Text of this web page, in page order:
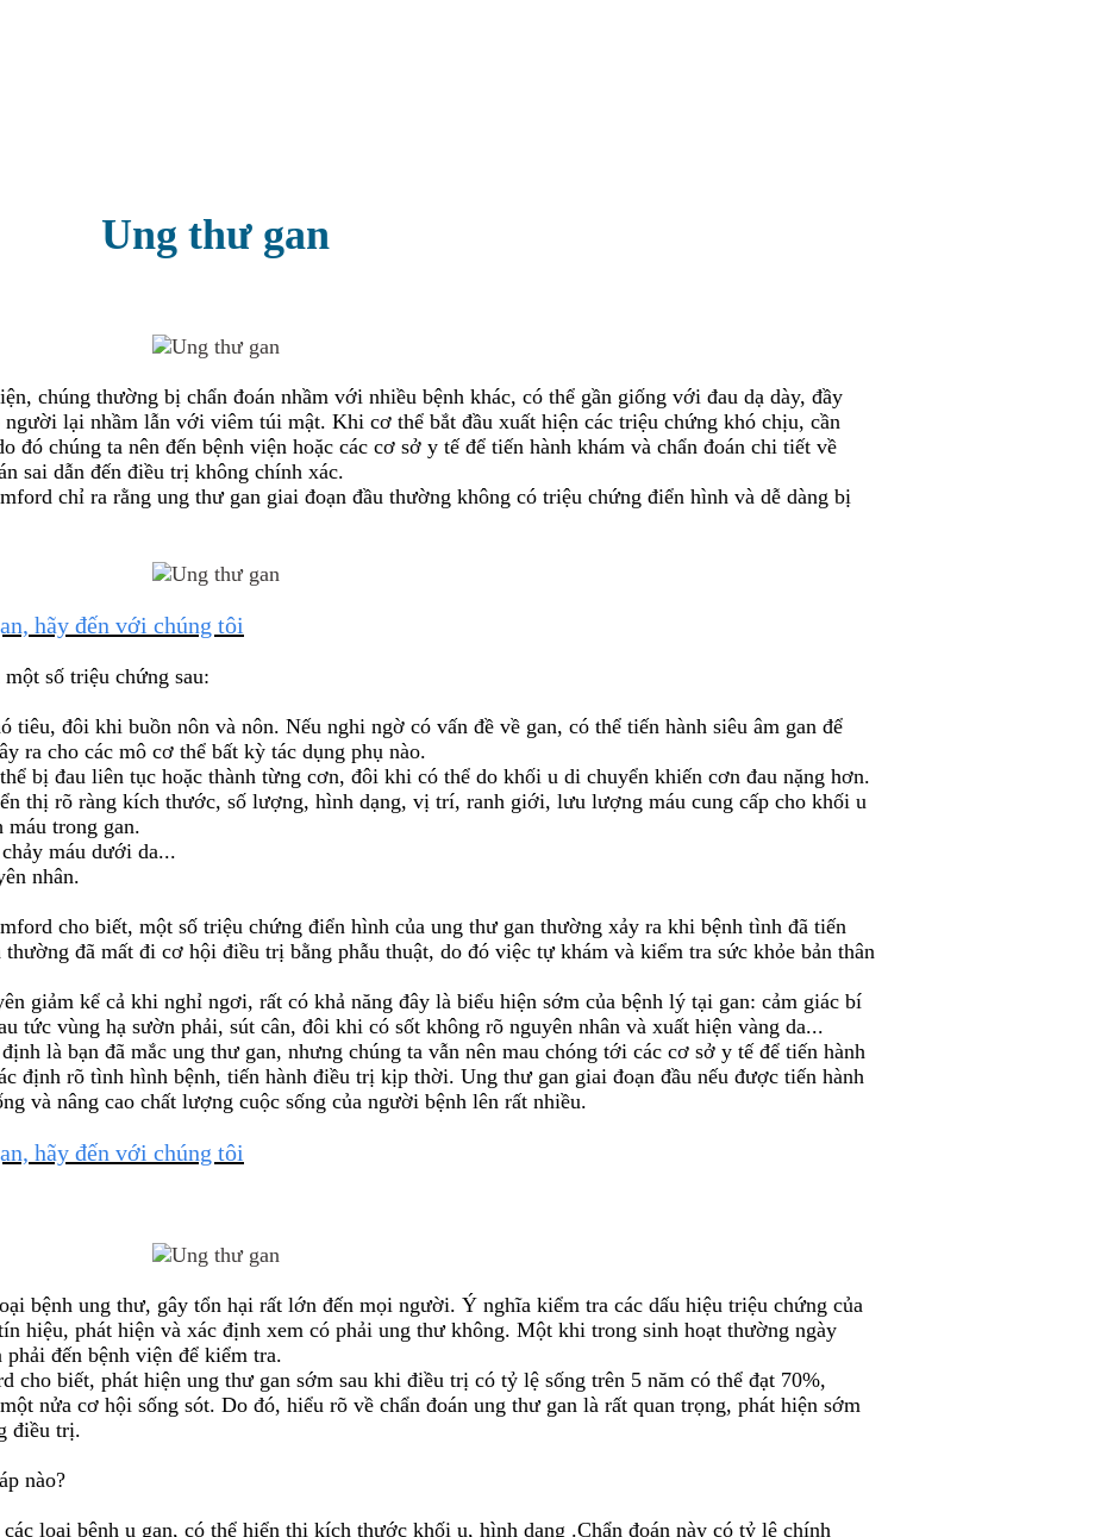
Ung thư gan
chúng thường bị chẩn đoán nhầm với nhiều bệnh khác, có thể gần giống với đau dạ dày, đầy
lại nhầm lẫn với viêm túi mật. Khi cơ thể bắt đầu xuất hiện các triệu chứng khó chịu, cần
đó chúng ta nên đến bệnh viện hoặc các cơ sở y tế để tiến hành khám và chẩn đoán chi tiết về
sai dẫn đến điều trị không chính xác.
chỉ ra rằng ung thư gan giai đoạn đầu thường không có triệu chứng điển hình và dễ dàng bị
hãy đến với chúng tôi
số triệu chứng sau:
tiêu, đôi khi buồn nôn và nôn. Nếu nghi ngờ có vấn đề về gan, có thể tiến hành siêu âm gan để
ra cho các mô cơ thể bất kỳ tác dụng phụ nào.
bị đau liên tục hoặc thành từng cơn, đôi khi có thể do khối u di chuyển khiến cơn đau nặng hơn.
thị rõ ràng kích thước, số lượng, hình dạng, vị trí, ranh giới, lưu lượng máu cung cấp cho khối u
máu trong gan.
máu dưới da...
nhân.
cho biết, một số triệu chứng điển hình của ung thư gan thường xảy ra khi bệnh tình đã tiến
đã mất đi cơ hội điều trị bằng phẫu thuật, do đó việc tự khám và kiểm tra sức khỏe bản thân
giảm kể cả khi nghỉ ngơi, rất có khả năng đây là biểu hiện sớm của bệnh lý tại gan: cảm giác bí
tức vùng hạ sườn phải, sút cân, đôi khi có sốt không rõ nguyên nhân và xuất hiện vàng da...
là bạn đã mắc ung thư gan, nhưng chúng ta vẫn nên mau chóng tới các cơ sở y tế để tiến hành
định rõ tình hình bệnh, tiến hành điều trị kịp thời. Ung thư gan giai đoạn đầu nếu được tiến hành
và nâng cao chất lượng cuộc sống của người bệnh lên rất nhiều.
hãy đến với chúng tôi
bệnh ung thư, gây tổn hại rất lớn đến mọi người. Ý nghĩa kiểm tra các dấu hiệu triệu chứng của
hiệu, phát hiện và xác định xem có phải ung thư không. Một khi trong sinh hoạt thường ngày
đến bệnh viện để kiểm tra.
cho biết, phát hiện ung thư gan sớm sau khi điều trị có tỷ lệ sống trên 5 năm có thể đạt 70%,
nửa cơ hội sống sót. Do đó, hiểu rõ về chẩn đoán ung thư gan là rất quan trọng, phát hiện sớm
điều trị.
nào?
loại bệnh u gan, có thể hiển thị kích thước khối u, hình dạng .Chẩn đoán này có tỷ lệ chính